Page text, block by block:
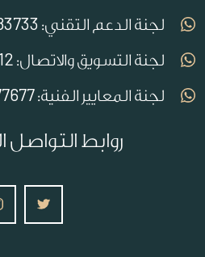
لجنة الدعم التقني:
لجنة التسويق والاتصال:
لجنة المعايير الفنية:
روابط التواصل